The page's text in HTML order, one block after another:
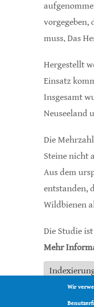
vorgegeben,
muss. Das
Hergestellt
Einsatz
Insgesamt
Neuseeland
Die
Steine nicht
Aus dem
entstanden,
Wildbienen
Die Studie
Mehr
Land:Wir